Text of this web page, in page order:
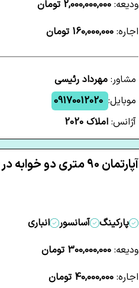
ودیعه: 2,000,000,000 تومان
اجاره: 160,000,000 تومان
مشاور: مهرداد رئیسی
موبایل: 09170012020
آژانس: املاک 2020
آپارتمان 90 متری دو خوابه در قصردشت شیراز
پارکینگ آسانسور
انباری
ودیعه: 300,000,000 تومان
اجاره: 40,000,000 تومان